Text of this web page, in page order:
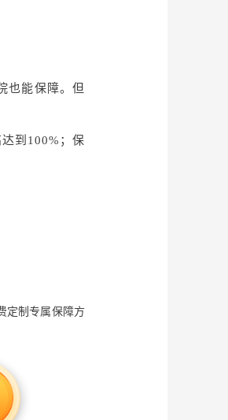
也能保障。但
到100%；保
定制专属保障方